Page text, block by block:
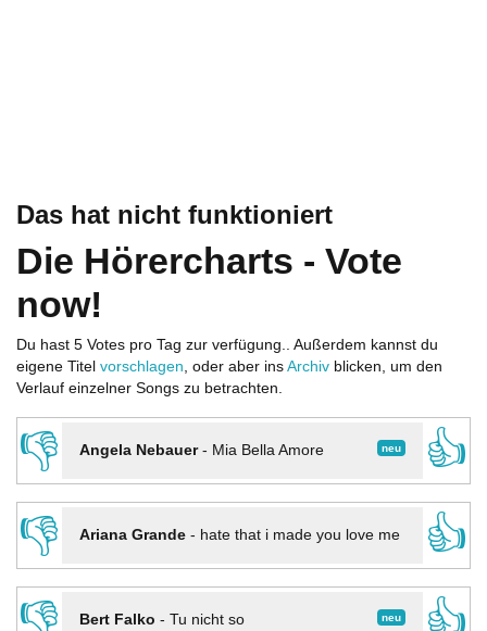
Das hat nicht funktioniert
Die Hörercharts - Vote
now!
Du hast 5 Votes pro Tag zur verfügung.. Außerdem kannst du
eigene Titel vorschlagen, oder aber ins Archiv blicken, um den
Verlauf einzelner Songs zu betrachten.
👎 neu
Angela Nebauer- Mia Bella Amore
👍
👎
Ariana Grande- hate that i made you love me
👍
👎
neu
Bert Falko - Tu nicht so
👍